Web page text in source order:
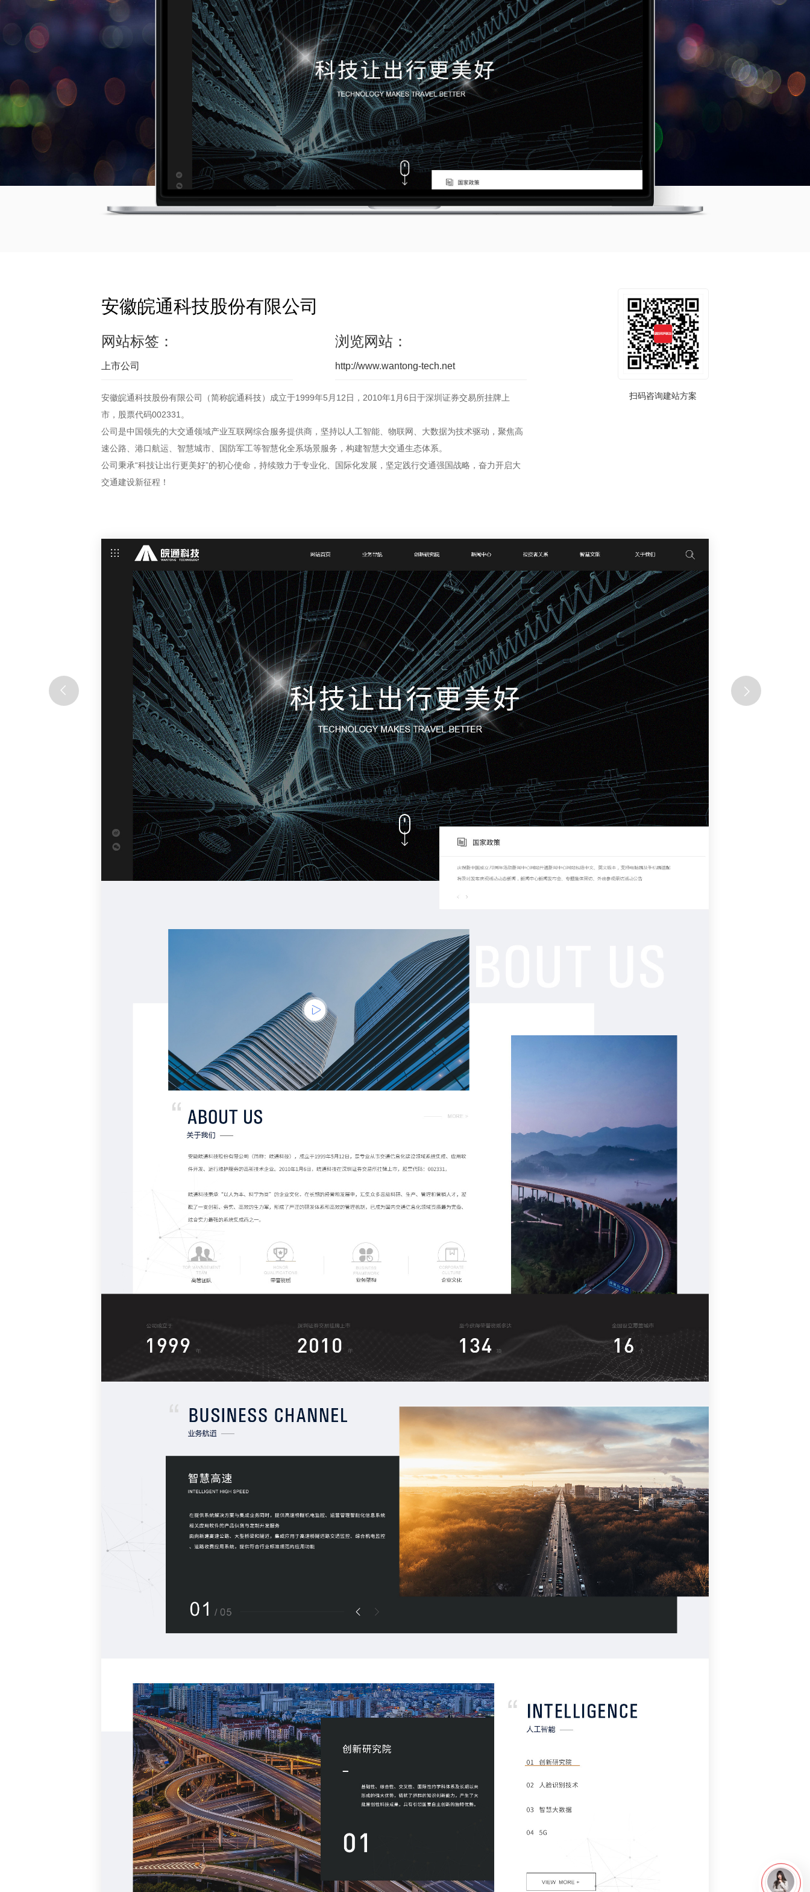
安徽皖通科技股份有限公司
网站标签：
上市公司
浏览网站：
http://www.wantong-tech.net
安徽皖通科技股份有限公司（简称皖通科技）成立于1999年5月12日，2010年1月6日于深圳证券交易所挂牌上
市，股票代码002331。
公司是中国领先的大交通领域产业互联网综合服务提供商，坚持以人工智能、物联网、大数据为技术驱动，聚焦高
速公路、港口航运、智慧城市、国防军工等智慧化全系场景服务，构建智慧大交通生态体系。
公司秉承“科技让出行更美好”的初心使命，持续致力于专业化、国际化发展，坚定践行交通强国战略，奋力开启大
交通建设新征程！
扫码咨询建站方案